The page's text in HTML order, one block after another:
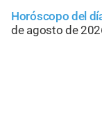
Horóscopo del
de agosto de